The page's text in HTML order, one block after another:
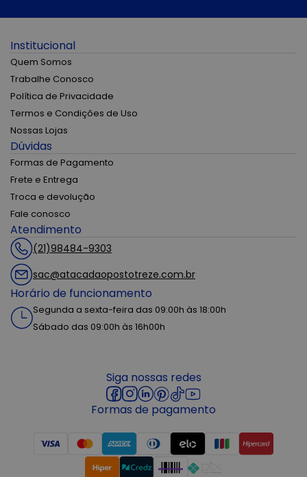
Institucional
Quem Somos
Trabalhe Conosco
Política de Privacidade
Termos e Condições de Uso
Nossas Lojas
Dúvidas
Formas de Pagamento
Frete e Entrega
Troca e devolução
Fale conosco
Atendimento
(21)98484-9303
sac@atacadaopostotreze.com.br
Horário de funcionamento
Segunda a sexta-feira das 09:00h às 18:00h
Sábado das 09:00h às 16h00h
Siga nossas redes
Formas de pagamento